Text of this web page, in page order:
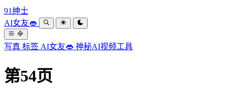
91绅士
AI女友👄
写真 标签 AI女友👄 神秘AI视频工具
第54页